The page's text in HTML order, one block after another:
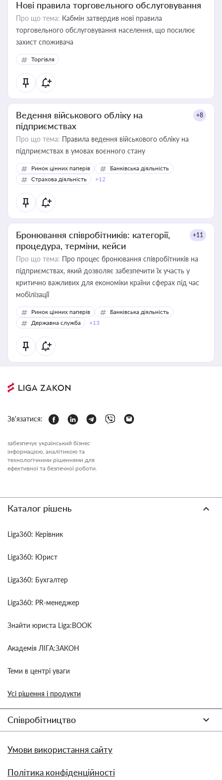
Нові правила торговельного обслуговування
Про що тема: Кабмін затвердив нові правила
торговельного обслуговування населення, що посилює
захист споживача
Торгівля
Ведення військового обліку на
підприємствах
+8
Про що тема: Правила ведення військового обліку на
підприємствах в умовах воєнного стану
Ринок цінних паперів
Банківська діяльність
Страхова діяльність
+12
Бронювання співробітників: категорії,
процедура, терміни, кейси
+11
Про що тема: Про процес бронювання співробітників на
підприємствах, який дозволяє забезпечити їх участь у
критично важливих для економіки країни сферах під час
мобілізації
Ринок цінних паперів
Банківська діяльність
Державна служба
+13
Зв'язатися:
забезпечує український бізнес
інформацією, аналітикою та
технологічними рішеннями для
ефективної та безпечної роботи.
Каталог рішень
Liga360: Керівник
Liga360: Юрист
Liga360: Бухгалтер
Liga360: PR-менеджер
Знайти юриста Liga:BOOK
Академія ЛІГА:ЗАКОН
Теми в центрі уваги
Усі рішення і продукти
Співробітництво
Умови використання сайту
Політика конфіденційності